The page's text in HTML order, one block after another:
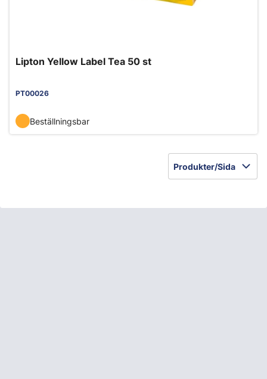
Lipton Yellow Label Tea 50 st
PT00026
Beställningsbar
Produkter/Sida